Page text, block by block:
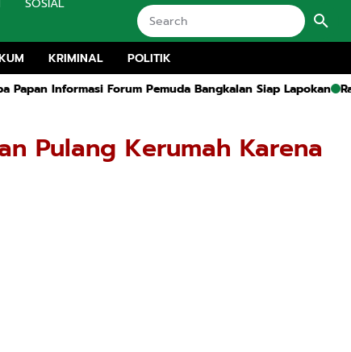
KRIMINAL
POLITIK
Forum Pemuda Bangkalan Siap Lapokan
Rapat
Pulang Kerumah Karena